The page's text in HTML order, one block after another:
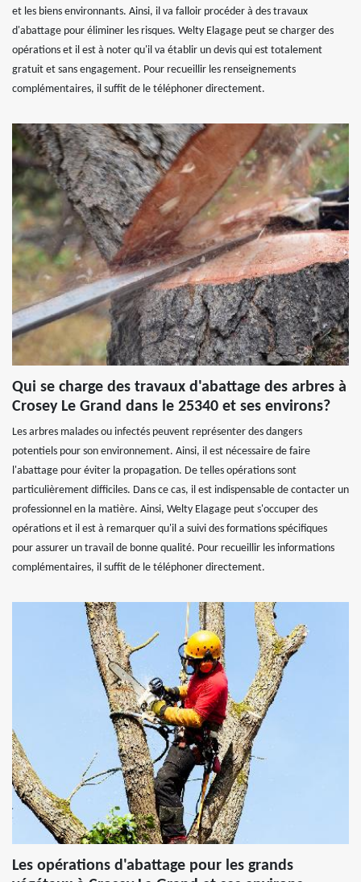
et les biens environnants. Ainsi, il va falloir procéder à des travaux
d'abattage pour éliminer les risques. Welty Elagage peut se charger des
opérations et il est à noter qu'il va établir un devis qui est totalement
gratuit et sans engagement. Pour recueillir les renseignements
complémentaires, il suffit de le téléphoner directement.
Qui se charge des travaux d'abattage des arbres à
Crosey Le Grand dans le 25340 et ses environs?
Les arbres malades ou infectés peuvent représenter des dangers
potentiels pour son environnement. Ainsi, il est nécessaire de faire
l'abattage pour éviter la propagation. De telles opérations sont
particulièrement difficiles. Dans ce cas, il est indispensable de contacter un
professionnel en la matière. Ainsi, Welty Elagage peut s'occuper des
opérations et il est à remarquer qu'il a suivi des formations spécifiques
pour assurer un travail de bonne qualité. Pour recueillir les informations
complémentaires, il suffit de le téléphoner directement.
Les opérations d'abattage pour les grands